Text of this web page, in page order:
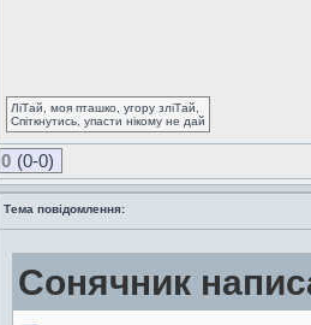
ЛіТай, моя пташко, угору зліТай,
Спіткнутись, упасти нікому не дай
0 (0-0)
Тема повідомлення:
Сонячник